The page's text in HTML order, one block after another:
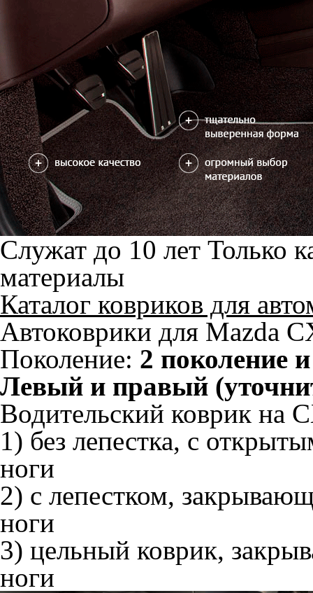
Служат до 10 лет Только
материалы
Каталог ковриков для
Автоковрики для Mazda
Поколение: 2 поколение
Левый и правый
Водительский коврик на
1) без лепестка, с
ноги
2) с лепестком,
ноги
3) цельный коврик,
ноги